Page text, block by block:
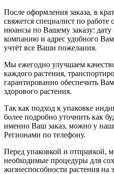
После оформления заказа, в
свяжется специалист по работе
нюансы по Вашему заказу:
компанию и адрес удобного
учтёт все Ваши пожелания.
Мы ежегодно улучшаем
каждого растения,
гарантированно обеспечить
здорового растения.
Так как подход к упаковке
более подробно уточнить как
именно Ваш заказ, можно у
Регионами по телефону.
Перед упаковкой и отправкой,
необходимые процедуры для
жизнеспособности растения на